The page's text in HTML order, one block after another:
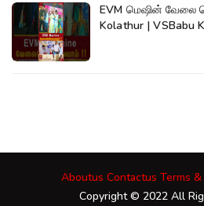
EVM மெஷின் வேலை
Kolathur | VSBabu
Aboutus Contactus Terms
Copyright © 2022 All